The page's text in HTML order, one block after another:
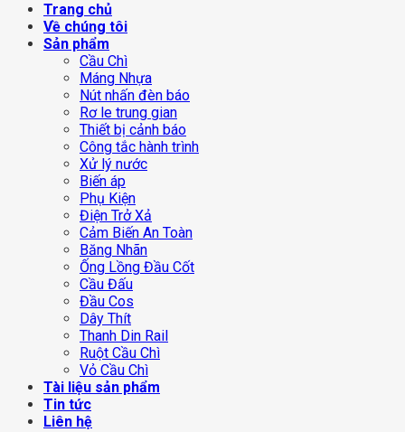
Trang chủ
Về chúng tôi
Sản phẩm
Cầu Chì
Máng Nhựa
Nút nhấn đèn báo
Rơ le trung gian
Thiết bị cảnh báo
Công tắc hành trình
Xử lý nước
Biến áp
Phụ Kiện
Điện Trở Xả
Cảm Biến An Toàn
Băng Nhãn
Ống Lồng Đầu Cốt
Cầu Đấu
Đầu Cos
Dây Thít
Thanh Din Rail
Ruột Cầu Chì
Vỏ Cầu Chì
Tài liệu sản phẩm
Tin tức
Liên hệ